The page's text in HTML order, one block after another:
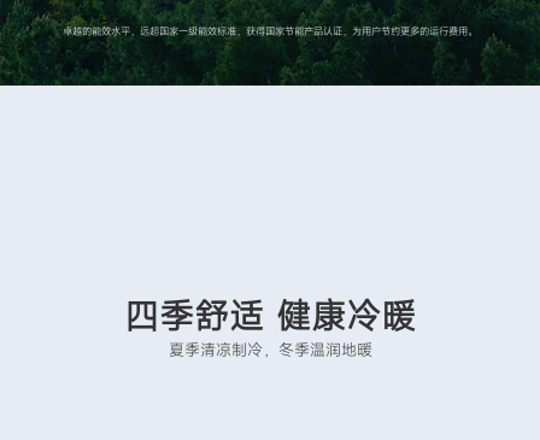
卓越的能效水平，远超国家一级能效标准，获得国家节能产品认证，为用户节约更多的运行费用。
四季舒适 健康冷暖
夏季清凉制冷，冬季温润地暖